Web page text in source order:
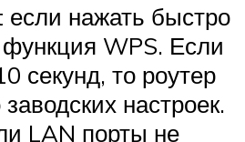
если нажать быстро
WPS. Если
секунд, то роутер
настроек.
LAN порты не